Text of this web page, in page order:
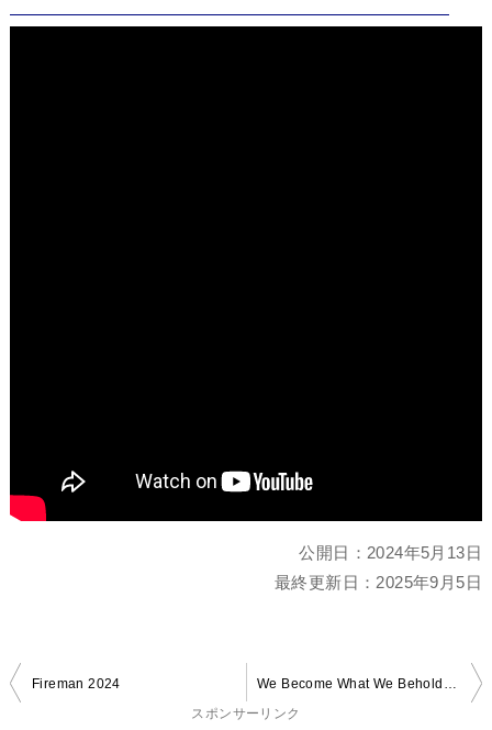
公開日： 2024年5月13日
最終更新日： 2025年9月5日
投
Fireman 2024
We Become What We Behold(日本語版)
スポンサーリンク